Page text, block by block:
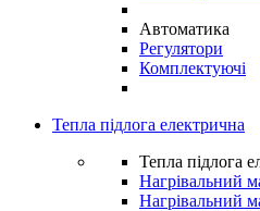
Автоматика
Регулятори
Комплектуючі
Тепла підлога електрична
Тепла підлога
Нагрівальний
Нагрівальний